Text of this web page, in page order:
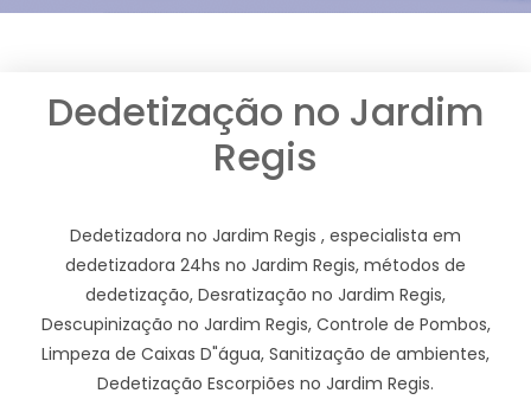
Dedetização no Jardim
Regis
Dedetizadora no Jardim Regis , especialista em
dedetizadora 24hs no Jardim Regis, métodos de
dedetização, Desratização no Jardim Regis,
Descupinização no Jardim Regis, Controle de Pombos,
Limpeza de Caixas D"água, Sanitização de ambientes,
Dedetização Escorpiões no Jardim Regis.